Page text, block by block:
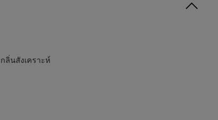
ลิ่นสังเคราะห์